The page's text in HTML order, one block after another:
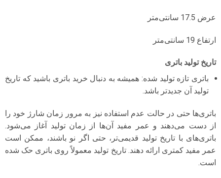
عرض 17.5 سانتی‌متر
ارتفاع 19 سانتی‌متر
تاریخ تولید باتری
باتری تازه تولید شده: همیشه به دنبال خرید باتری باشید که تاریخ
تولید آن جدیدتر باشد.
باتری‌ها حتی در حالت عدم استفاده نیز به مرور زمان شارژ خود را
از دست می‌دهند و عمر مفید آن‌ها از زمان تولید آغاز می‌شود.
باتری‌های با تاریخ تولید قدیمی‌تر، حتی اگر نو باشند، ممکن است
عمر مفید کمتری ارائه دهند. تاریخ تولید معمولاً روی باتری حک شده
است.